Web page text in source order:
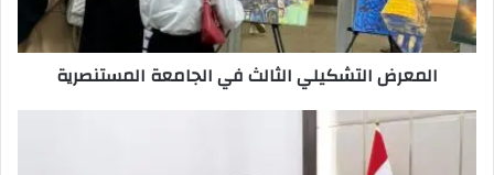
المعرض التشكيلي الثالث في الجامعة المستنصرية
السوداني